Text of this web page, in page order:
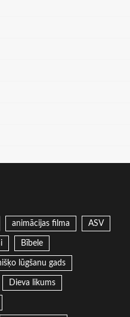
animācijas filma ASV
Bībele
lūgšanu gads
Dieva likums